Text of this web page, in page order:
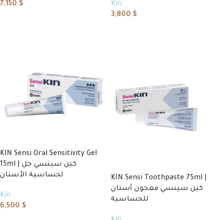
7,150 $
Kin
3,800 $
KIN Sensi Oral Sensitivity Gel
15ml | كين سينسي جل
لحساسية الأسنان
Kin
6,500 $
KIN Sensi Toothpaste 75ml |
كين سينسي معجون أسنان
للحساسية